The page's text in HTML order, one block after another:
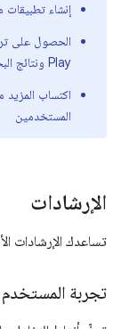
إنشاء
Play ونتائج البحث
اكتساب
المستخدمين
الإرشادات
تساعدك الإرشادات
تجربة المستخدم